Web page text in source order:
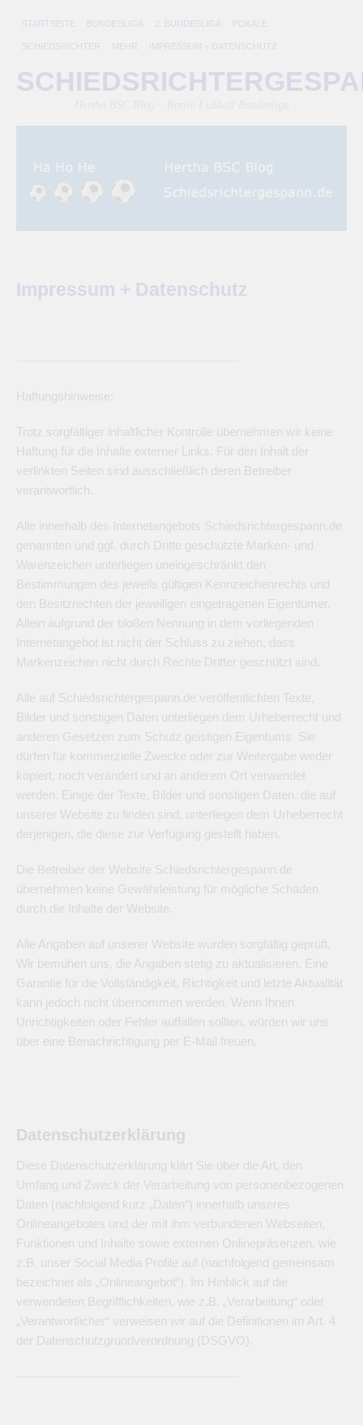
STARTSEITE BUNDESLIGA 2. BUNDESLIGA POKALE
SCHIEDSRICHTER MEHR IMPRESSUM + DATENSCHUTZ
Impressum + Datenschutz
Haftungshinweise:
Trotz sorgfältiger inhaltlicher Kontrolle übernehmen wir keine
Haftung für die Inhalte externer Links. Für den Inhalt der
verlinkten Seiten sind ausschließlich deren Betreiber
verantwortlich.
Alle innerhalb des Internetangebots Schiedsrichtergespann.de
genannten und ggf. durch Dritte geschützte Marken- und
Warenzeichen unterliegen uneingeschränkt den
Bestimmungen des jeweils gültigen Kennzeichenrechts und
den Besitzrechten der jeweiligen eingetragenen Eigentümer.
Allein aufgrund der bloßen Nennung in dem vorliegenden
Internetangebot ist nicht der Schluss zu ziehen, dass
Markenzeichen nicht durch Rechte Dritter geschützt sind.
Alle auf Schiedsrichtergespann.de veröffentlichten Texte,
Bilder und sonstigen Daten unterliegen dem Urheberrecht und
anderen Gesetzen zum Schutz geistigen Eigentums. Sie
dürfen für kommerzielle Zwecke oder zur Weitergabe weder
kopiert, noch verändert und an anderem Ort verwendet
werden. Einige der Texte, Bilder und sonstigen Daten, die auf
unserer Website zu finden sind, unterliegen dem Urheberrecht
derjenigen, die diese zur Verfügung gestellt haben.
Die Betreiber der Website Schiedsrichtergespann.de
übernehmen keine Gewährleistung für mögliche Schäden
durch die Inhalte der Website.
Alle Angaben auf unserer Website wurden sorgfältig geprüft.
Wir bemühen uns, die Angaben stetig zu aktualisieren. Eine
Garantie für die Vollständigkeit, Richtigkeit und letzte Aktualität
kann jedoch nicht übernommen werden. Wenn Ihnen
Unrichtigkeiten oder Fehler auffallen sollten, würden wir uns
über eine Benachrichtigung per E-Mail freuen.
Datenschutzerklärung
Diese Datenschutzerklärung klärt Sie über die Art, den
Umfang und Zweck der Verarbeitung von personenbezogenen
Daten (nachfolgend kurz „Daten“) innerhalb unseres
Onlineangebotes und der mit ihm verbundenen Webseiten,
Funktionen und Inhalte sowie externen Onlinepräsenzen, wie
z.B. unser Social Media Profile auf (nachfolgend gemeinsam
bezeichnet als „Onlineangebot“). Im Hinblick auf die
verwendeten Begrifflichkeiten, wie z.B. „Verarbeitung“ oder
„Verantwortlicher“ verweisen wir auf die Definitionen im Art. 4
der Datenschutzgrundverordnung (DSGVO).